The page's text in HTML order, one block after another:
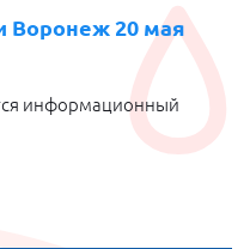
Воронеж 20 мая
информационный